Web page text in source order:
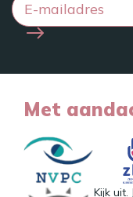
Met
Kijk uit.